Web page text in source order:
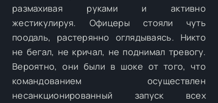
размахивая руками и активно
жестикулируя. Офицеры стояли чуть
поодаль, растерянно оглядываясь. Никто
не бегал, не кричал, не поднимал тревогу.
Вероятно, они были в шоке от того, что
командованием осуществлен
несанкционированный запуск всех